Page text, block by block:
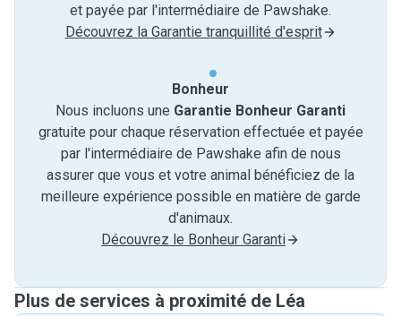
et payée par l'intermédiaire de Pawshake.
Découvrez la Garantie tranquillité d'esprit
Bonheur
Nous incluons une Garantie Bonheur Garanti
gratuite pour chaque réservation effectuée et payée
par l'intermédiaire de Pawshake afin de nous
assurer que vous et votre animal bénéficiez de la
meilleure expérience possible en matière de garde
d'animaux.
Découvrez le Bonheur Garanti
Plus de services à proximité de Léa